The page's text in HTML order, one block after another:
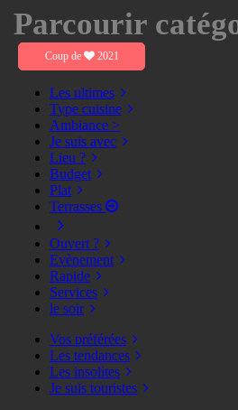
Parcourir
Coup de 2021
Les ultimes
Type cuisine
Ambiance >
Je suis avec
Lieu ?
Budget
Plat
Terrasses
Ouvert ?
Evènement
Rapide
Services
le soir
Vos préférées
Les tendances
Les insolites
Je suis touristes